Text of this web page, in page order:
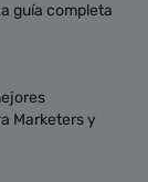
guía completa
Marketers y